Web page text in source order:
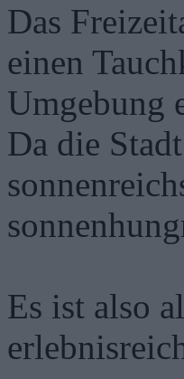
Das
einen
Umgebung
Da die
Es ist also